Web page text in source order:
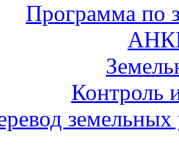
Программа по
Контроль
земельных